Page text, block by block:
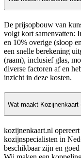
De prijsopbouw van
volgt kort samenvatten:
en 10% overige (sloop
een snelle berekening
(raam), inclusief glas,
diverse factoren af en
inzicht in deze kosten.
Wat maakt Kozijnenkaart
kozijnenkaart.nl
kozijnspecialisten in
beschikbaar zijn en